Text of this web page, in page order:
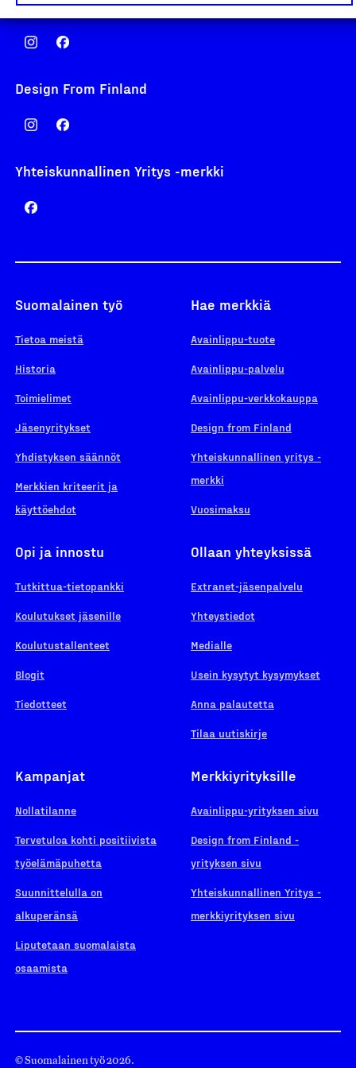
Avainlippu
Design From Finland
Yhteiskunnallinen Yritys -merkki
Suomalainen työ
Tietoa meistä
Historia
Toimielimet
Jäsenyritykset
Yhdistyksen säännöt
Merkkien kriteerit ja
käyttöehdot
Hae merkkiä
Avainlippu-tuote
Avainlippu-palvelu
Avainlippu-verkkokauppa
Design from Finland
Yhteiskunnallinen yritys -
merkki
Vuosimaksu
Opi ja innostu
Tutkittua-tietopankki
Koulutukset jäsenille
Koulutustallenteet
Blogit
Tiedotteet
Ollaan yhteyksissä
Extranet-jäsenpalvelu
Yhteystiedot
Medialle
Usein kysytyt kysymykset
Anna palautetta
Tilaa uutiskirje
Kampanjat
Nollatilanne
Tervetuloa kohti positiivista
työelämäpuhetta
Suunnittelulla on
alkuperänsä
Liputetaan suomalaista
osaamista
Merkkiyrityksille
Avainlippu-yrityksen sivu
Design from Finland -
yrityksen sivu
Yhteiskunnallinen Yritys -
merkkiyrityksen sivu
© Suomalainen työ 2026.